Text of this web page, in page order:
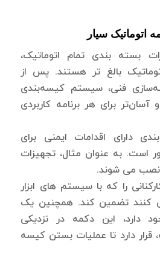
اتوماتیک سیار
بسته بندی تمام اتوماتیک،
بالغ تر هستند. پس از
فنی، سیستم کیسه‌بندی
آسان‌تر برای هر برنامه کاربردی
دارای اقدامات ایمنی برای
است. به عنوان مثال، تجهیزات
نصب می شوند.
را که با سیستم های ابزار
کنند تضمین کند. همچنین یک
دارد، این دکمه در نزدیکی
دارد تا عملیات بستن کیسه